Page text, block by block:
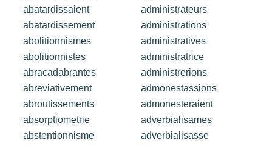
abatardissaient
abatardissement
abolitionnismes
abolitionnistes
abracadabrantes
abreviativement
abroutissements
absorptiometrie
abstentionnisme
administrateurs
administrations
administratives
administratrice
administrerions
admonestassions
admonesteraient
adverbialisames
adverbialisasse